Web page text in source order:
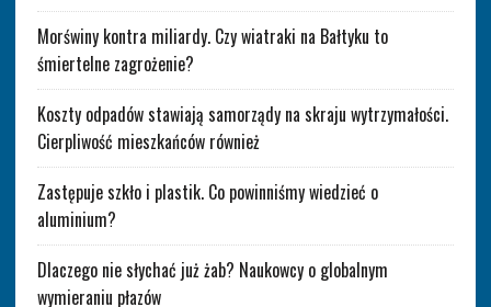
Morświny kontra miliardy. Czy wiatraki na Bałtyku to
śmiertelne zagrożenie?
Koszty odpadów stawiają samorządy na skraju wytrzymałości.
Cierpliwość mieszkańców również
Zastępuje szkło i plastik. Co powinniśmy wiedzieć o
aluminium?
Dlaczego nie słychać już żab? Naukowcy o globalnym
wymieraniu płazów